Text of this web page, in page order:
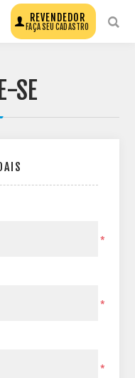
REVENDEDOR
FAÇA SEU CADASTRO
SE
*
*
*